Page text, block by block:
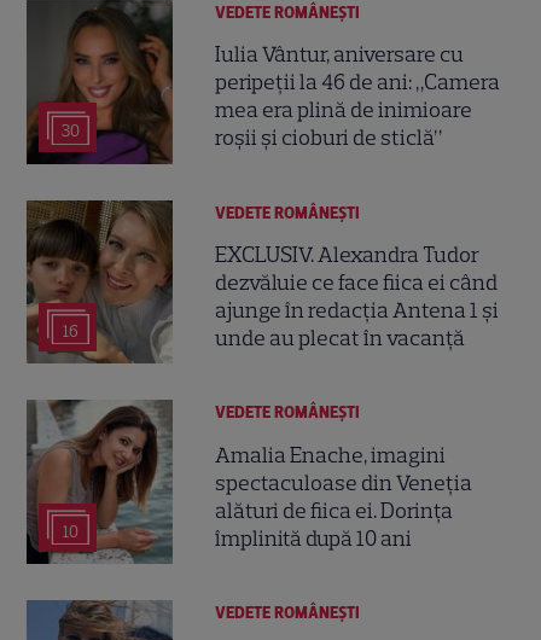
30
VEDETE ROMÂNEŞTI
Iulia Vântur, aniversare cu
peripeții la 46 de ani: „Camera
mea era plină de inimioare
roșii și cioburi de sticlă”
16
VEDETE ROMÂNEŞTI
EXCLUSIV. Alexandra Tudor
dezvăluie ce face fiica ei când
ajunge în redacția Antena 1 și
unde au plecat în vacanță
10
VEDETE ROMÂNEŞTI
Amalia Enache, imagini
spectaculoase din Veneția
alături de fiica ei. Dorința
împlinită după 10 ani
VEDETE ROMÂNEŞTI